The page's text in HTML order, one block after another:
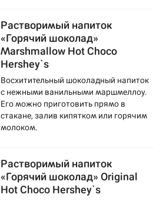
Растворимый напиток
«Горячий шоколад»
Marshmallow Hot Choco
Hershey`s
Восхитительный шоколадный напиток
с нежными ванильными маршмеллоу.
Его можно приготовить прямо в
стакане, залив кипятком или горячим
молоком.
Растворимый напиток
«Горячий шоколад» Original
Hot Choco Hershey`s